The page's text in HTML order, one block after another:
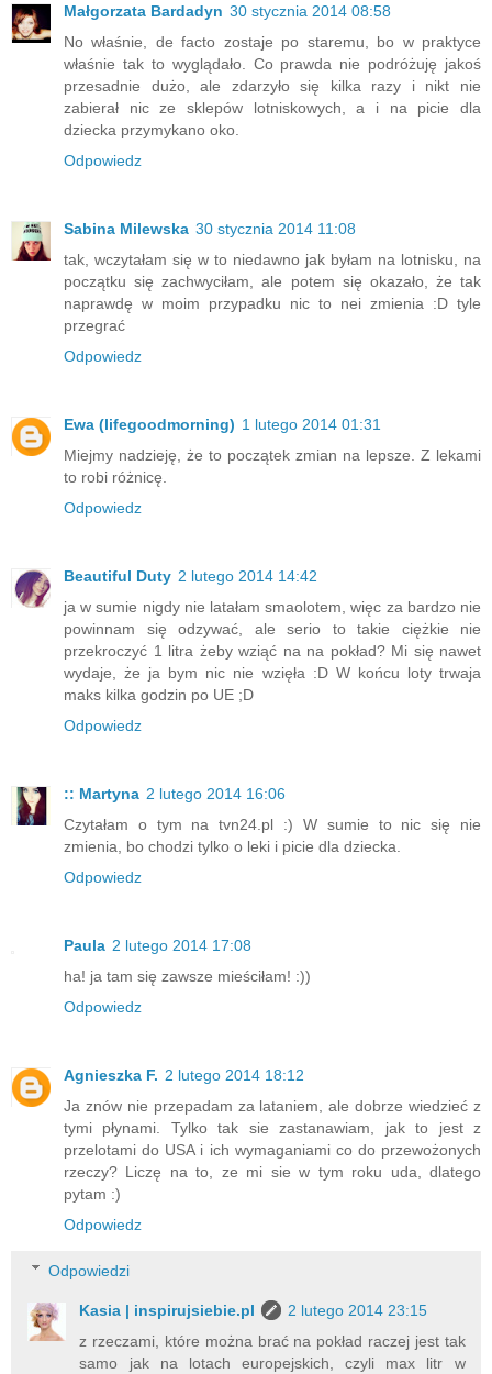
Małgorzata Bardadyn 30 stycznia 2014 08:58
No właśnie, de facto zostaje po staremu, bo w praktyce
właśnie tak to wyglądało. Co prawda nie podróżuję jakoś
przesadnie dużo, ale zdarzyło się kilka razy i nikt nie
zabierał nic ze sklepów lotniskowych, a i na picie dla
dziecka przymykano oko.
Odpowiedz
Sabina Milewska 30 stycznia 2014 11:08
tak, wczytałam się w to niedawno jak byłam na lotnisku, na
początku się zachwyciłam, ale potem się okazało, że tak
naprawdę w moim przypadku nic to nei zmienia :D tyle
przegrać
Odpowiedz
Ewa (lifegoodmorning) 1 lutego 2014 01:31
Miejmy nadzieję, że to początek zmian na lepsze. Z lekami
to robi różnicę.
Odpowiedz
Beautiful Duty 2 lutego 2014 14:42
ja w sumie nigdy nie latałam smaolotem, więc za bardzo nie
powinnam się odzywać, ale serio to takie ciężkie nie
przekroczyć 1 litra żeby wziąć na na pokład? Mi się nawet
wydaje, że ja bym nic nie wzięła :D W końcu loty trwaja
maks kilka godzin po UE ;D
Odpowiedz
:: Martyna 2 lutego 2014 16:06
Czytałam o tym na tvn24.pl :) W sumie to nic się nie
zmienia, bo chodzi tylko o leki i picie dla dziecka.
Odpowiedz
Paula 2 lutego 2014 17:08
ha! ja tam się zawsze mieściłam! :))
Odpowiedz
Agnieszka F. 2 lutego 2014 18:12
Ja znów nie przepadam za lataniem, ale dobrze wiedzieć z
tymi płynami. Tylko tak sie zastanawiam, jak to jest z
przelotami do USA i ich wymaganiami co do przewożonych
rzeczy? Liczę na to, ze mi sie w tym roku uda, dlatego
pytam :)
Odpowiedz
Odpowiedzi
Kasia | inspirujsiebie.pl
2 lutego 2014 23:15
z rzeczami, które można brać na pokład raczej jest tak
samo jak na lotach europejskich, czyli max litr w